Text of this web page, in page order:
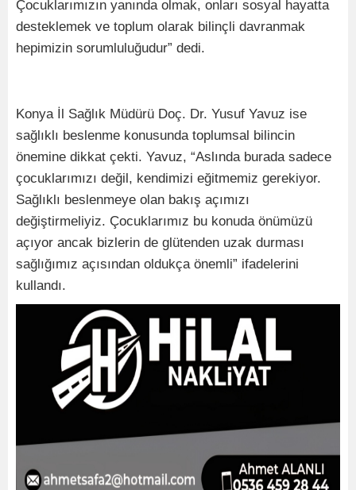
Çocuklarımızın yanında olmak, onları sosyal hayatta
desteklemek ve toplum olarak bilinçli davranmak
hepimizin sorumluluğudur” dedi.
Konya İl Sağlık Müdürü Doç. Dr. Yusuf Yavuz ise
sağlıklı beslenme konusunda toplumsal bilincin
önemine dikkat çekti. Yavuz, “Aslında burada sadece
çocuklarımızı değil, kendimizi eğitmemiz gerekiyor.
Sağlıklı beslenmeye olan bakış açımızı
değiştirmeliyiz. Çocuklarımız bu konuda önümüzü
açıyor ancak bizlerin de glütenden uzak durması
sağlığımız açısından oldukça önemli” ifadelerini
kullandı.